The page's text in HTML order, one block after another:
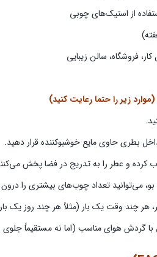
از استیک‌های چوبی
فروشگاه، سالن زیبایی
زیر را حتما رعایت کنید)
بطری حاوی مایع خوشبوکننده قرار دهید.
کرده و عطر را به تدریج در فضا پخش
می‌توانید تعداد چوب‌های بیشتری را
هر چند وقت یک بار (مثلاً هر چند روز
با گردش هوای مناسب (اما نه مستقیماً جلوی